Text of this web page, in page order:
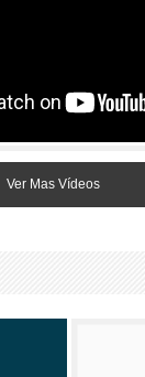
Ver Mas Vídeos